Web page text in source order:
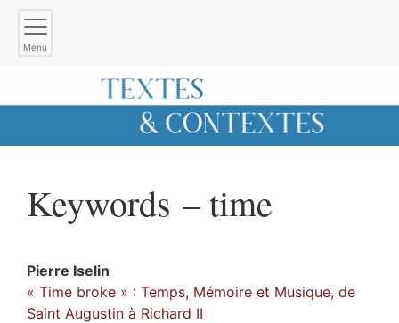
Menu
Keywords – time
Pierre Iselin
« Time broke » : Temps, Mémoire et Musique, de
Saint Augustin à Richard II